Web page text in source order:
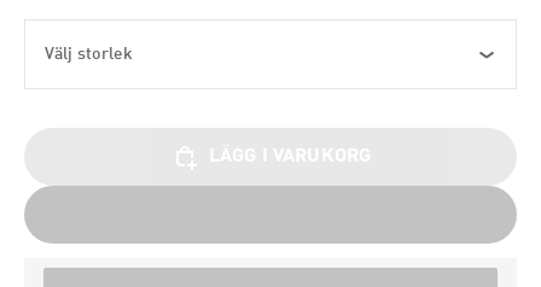
Välj storlek